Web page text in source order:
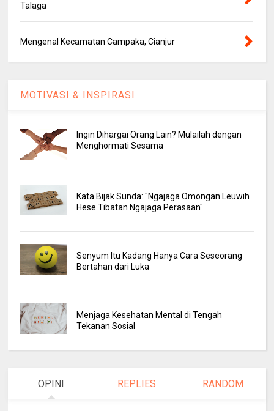
Talaga
Mengenal Kecamatan Campaka, Cianjur
MOTIVASI & INSPIRASI
Ingin Dihargai Orang Lain? Mulailah dengan
Menghormati Sesama
Kata Bijak Sunda: "Ngajaga Omongan Leuwih
Hese Tibatan Ngajaga Perasaan"
Senyum Itu Kadang Hanya Cara Seseorang
Bertahan dari Luka
Menjaga Kesehatan Mental di Tengah
Tekanan Sosial
OPINI REPLIES RANDOM